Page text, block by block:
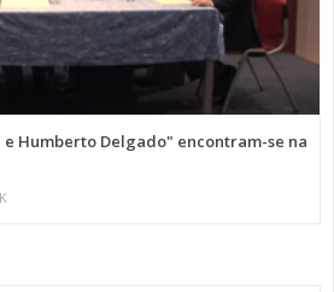
Humberto Delgado" encontram-se na